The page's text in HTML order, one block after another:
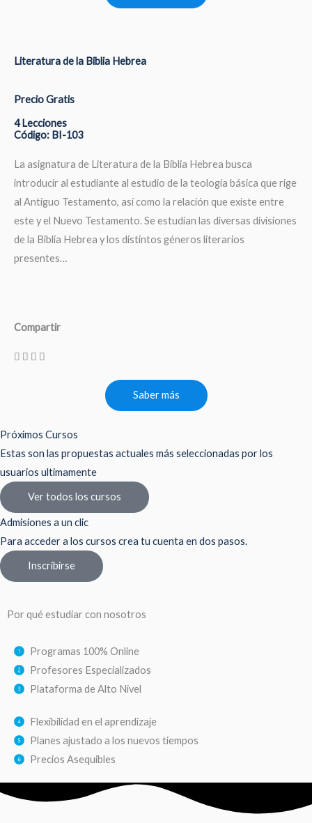
Literatura de la Biblia Hebrea
Precio Gratis
4 Lecciones
Código: BI-103
La asignatura de Literatura de la Biblia Hebrea busca
introducir al estudiante al estudio de la teología básica que rige
al Antiguo Testamento, así como la relación que existe entre
este y el Nuevo Testamento. Se estudian las diversas divisiones
de la Biblia Hebrea y los distintos géneros literarios
presentes…
Compartir
Saber más
Próximos Cursos
Estas son las propuestas actuales más seleccionadas por los
usuarios ultimamente
Ver todos los cursos
Admisiones a un clic
Para acceder a los cursos crea tu cuenta en dos pasos.
Inscribirse
Por qué estudiar con nosotros
Programas 100% Online
Profesores Especializados
Plataforma de Alto Nivel
Flexibilidad en el aprendizaje
Planes ajustado a los nuevos tiempos
Precios Asequibles